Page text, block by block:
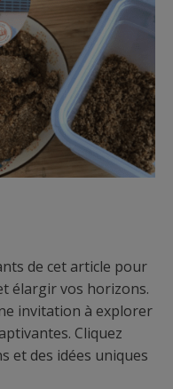
de cet article pour
élargir vos horizons.
invitation à explorer
Cliquez
et des idées uniques